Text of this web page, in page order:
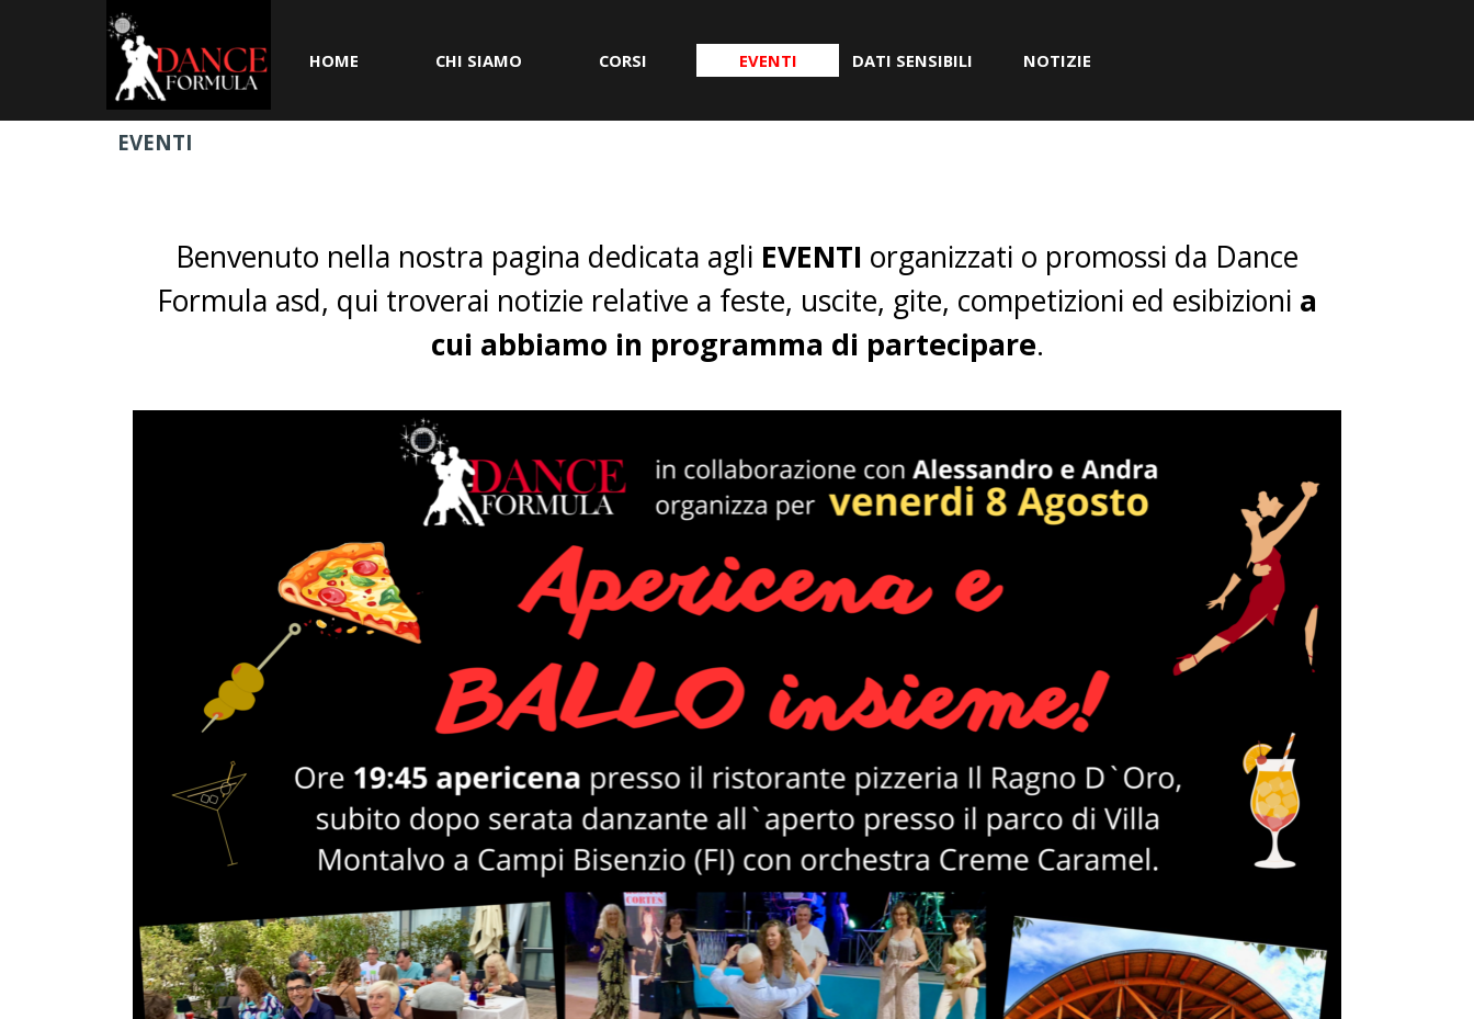
Salta menù
HOME CHI SIAMO ▼
CORSI ▼
EVENTI DATI SENSIBILI ▼
NOTIZIE
EVENTI
Benvenuto nella nostra pagina dedicata agli EVENTI organizzati o promossi da Dance
Formula asd, qui troverai notizie relative a feste, uscite, gite, competizioni ed esibizioni a
cui abbiamo in programma di partecipare.